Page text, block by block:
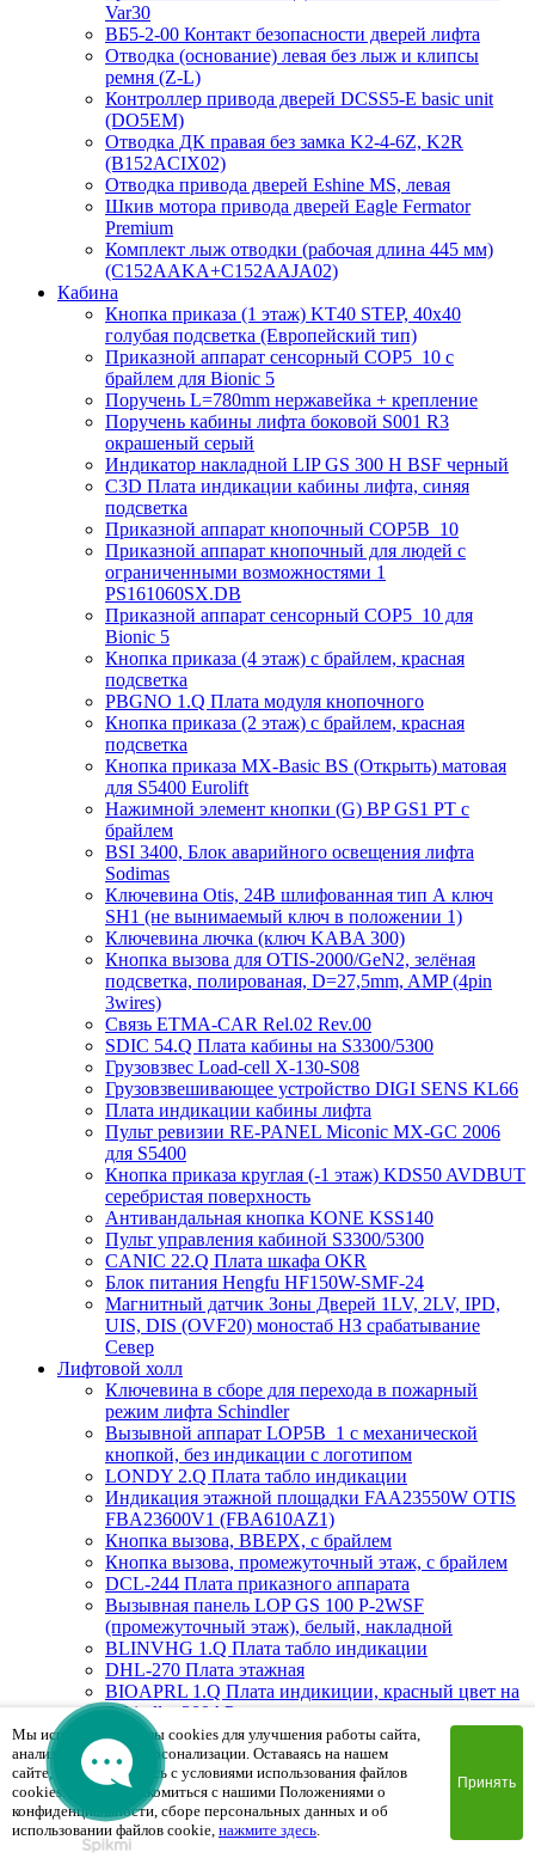
Var30
ВБ5-2-00 Контакт безопасности дверей лифта
Отводка (основание) левая без лыж и клипсы
ремня (Z-L)
Контроллер привода дверей DCSS5-E basic unit
(DO5EM)
Отводка ДК правая без замка K2-4-6Z, K2R
(B152ACIX02)
Отводка привода дверей Eshine MS, левая
Шкив мотора привода дверей Eagle Fermator
Premium
Комплект лыж отводки (рабочая длина 445 мм)
(C152AAKA+C152AAJA02)
Кабина
Кнопка приказа (1 этаж) KT40 STEP, 40х40
голубая подсветка (Европейский тип)
Приказной аппарат сенсорный COP5_10 с
брайлем для Bionic 5
Поручень L=780mm нержавейка + крепление
Поручень кабины лифта боковой S001 R3
окрашеный серый
Индикатор накладной LIP GS 300 H BSF черный
C3D Плата индикации кабины лифта, синяя
подсветка
Приказной аппарат кнопочный COP5B_10
Приказной аппарат кнопочный для людей с
ограниченными возможностями 1
PS161060SX.DB
Приказной аппарат сенсорный COP5_10 для
Bionic 5
Кнопка приказа (4 этаж) с брайлем, красная
подсветка
PBGNO 1.Q Плата модуля кнопочного
Кнопка приказа (2 этаж) с брайлем, красная
подсветка
Кнопка приказа MX-Basic BS (Открыть) матовая
для S5400 Eurolift
Нажимной элемент кнопки (G) BP GS1 PT с
брайлем
BSI 3400, Блок аварийного освещения лифта
Sodimas
Ключевина Otis, 24В шлифованная тип А ключ
SH1 (не вынимаемый ключ в положении 1)
Ключевина лючка (ключ KABA 300)
Кнопка вызова для OTIS-2000/GeN2, зелёная
подсветка, полированая, D=27,5mm, AMP (4pin
3wires)
Связь ETMA-CAR Rel.02 Rev.00
SDIC 54.Q Плата кабины на S3300/5300
Грузовзвес Load-cell X-130-S08
Грузовзвешивающее устройство DIGI SENS KL66
Плата индикации кабины лифта
Пульт ревизии RE-PANEL Miconic MX-GC 2006
для S5400
Кнопка приказа круглая (-1 этаж) KDS50 AVDBUT
серебристая поверхность
Антивандальная кнопка KONE KSS140
Пульт управления кабиной S3300/5300
CANIC 22.Q Плата шкафа OKR
Блок питания Hengfu HF150W-SMF-24
Магнитный датчик Зоны Дверей 1LV, 2LV, IPD,
UIS, DIS (OVF20) моностаб НЗ срабатывание
Cевер
Лифтовой холл
Ключевина в сборе для перехода в пожарный
режим лифта Schindler
Вызывной аппарат LOP5B_1 с механической
кнопкой, без индикации с логотипом
LONDY 2.Q Плата табло индикации
Индикация этажной площадки FAA23550W OTIS
FBA23600V1 (FBA610AZ1)
Кнопка вызова, ВВЕРХ, с брайлем
Кнопка вызова, промежуточный этаж, с брайлем
DCL-244 Плата приказного аппарата
Вызывная панель LOP GS 100 P-2WSF
(промежуточный этаж), белый, накладной
BLINVHG 1.Q Плата табло индикации
DHL-270 Плата этажная
BIOAPRL 1.Q Плата индикиции, красный цвет на
Schindler 300AP
Вызывная панель LOP GS 300 PG-2BSF (Вверх/
Вниз), белый, врезной
MAD1.Q Плата индикации
Вызывная панель PSF8524CLOP.2 (пожарная
мет.кнопки) 85х240х2mm
FHS0DWF Плата вызывной панели сегментная
Мы используем файлы cookies для улучшения работы сайта,
анализа трафика и персонализации. Оставаясь на нашем
сайте, вы соглашаетесь с условиями использования файлов
cookies. Чтобы ознакомиться с нашими Положениями о
конфиденциальности, сборе персональных данных и об
использовании файлов cookie, нажмите здесь.
Принять